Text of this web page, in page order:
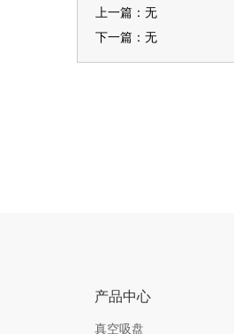
上一篇：无
下一篇：无
产品中心
真空吸盘